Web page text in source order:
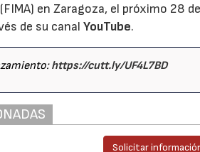
en Zaragoza, el próximo 28
de su canalYouTube.
https://cutt.ly/UF4L7BD
Solicitar